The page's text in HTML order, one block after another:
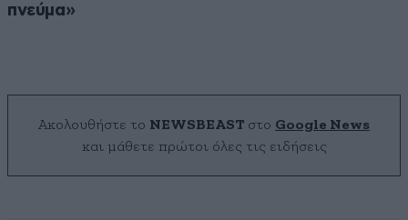
πνεύμα»
Ακολουθήστε το NEWSBEAST στο Google News
και μάθετε πρώτοι όλες τις ειδήσεις